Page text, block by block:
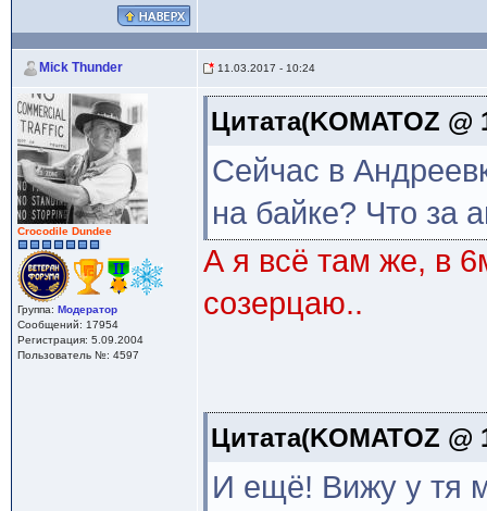
Mick Thunder 11.03.2017 - 10:24
Crocodile Dundee
Группа: Модератор
Сообщений: 17954
Регистрация: 5.09.2004
Пользователь №: 4597
Цитата(KOMATOZ @
Сейчас в
на байке? Что за
А я всё там же, в
созерцаю..
Цитата(KOMATOZ @
И ещё! Вижу у тя